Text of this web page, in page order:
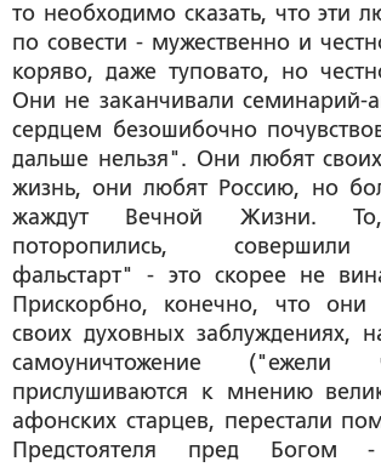
то необходимо сказать, что эти
по совести - мужественно и
коряво, даже туповато, но
Они не заканчивали семинарий-
сердцем безошибочно
дальше нельзя". Они любят
жизнь, они любят Россию, но
жаждут Вечной Жизни.
поторопились,
фальстарт" - это скорее не
Прискорбно, конечно, что они
своих духовных заблуждениях,
самоуничтожение
прислушиваются к мнению
афонских старцев, перестали
Предстоятеля пред Богом -